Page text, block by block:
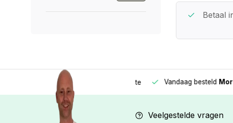
Beste Service Garantie Betaal
3 gelijke delen Vandaag besteldMorgen
Veelgestelde vragen